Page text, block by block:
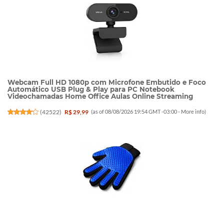
Webcam Full HD 1080p com Microfone Embutido e Foco
Automático USB Plug & Play para PC Notebook
Videochamadas Home Office Aulas Online Streaming
(42522) R$ 29,99 (as of 08/08/2026 19:54 GMT -03:00 - More info)